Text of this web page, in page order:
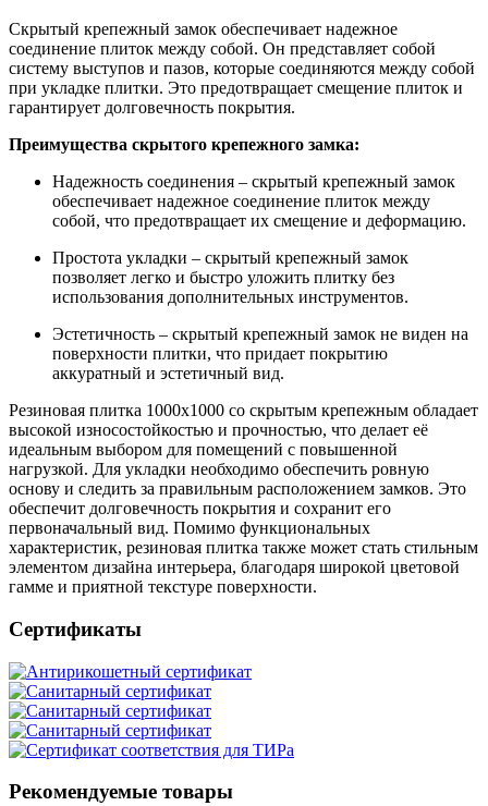
Скрытый крепежный замок обеспечивает надежное
соединение плиток между собой. Он представляет собой
систему выступов и пазов, которые соединяются между собой
при укладке плитки. Это предотвращает смещение плиток и
гарантирует долговечность покрытия.
Преимущества скрытого крепежного замка:
Надежность соединения – скрытый крепежный замок
обеспечивает надежное соединение плиток между
собой, что предотвращает их смещение и деформацию.
Простота укладки – скрытый крепежный замок
позволяет легко и быстро уложить плитку без
использования дополнительных инструментов.
Эстетичность – скрытый крепежный замок не виден на
поверхности плитки, что придает покрытию
аккуратный и эстетичный вид.
Резиновая плитка 1000x1000 со скрытым крепежным обладает
высокой износостойкостью и прочностью, что делает её
идеальным выбором для помещений с повышенной
нагрузкой. Для укладки необходимо обеспечить ровную
основу и следить за правильным расположением замков. Это
обеспечит долговечность покрытия и сохранит его
первоначальный вид. Помимо функциональных
характеристик, резиновая плитка также может стать стильным
элементом дизайна интерьера, благодаря широкой цветовой
гамме и приятной текстуре поверхности.
Сертификаты
Рекомендуемые товары